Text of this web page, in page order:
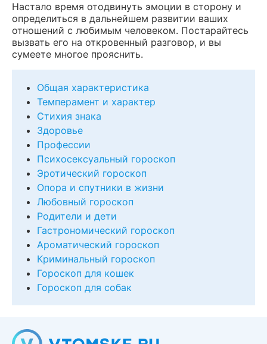
Настало время отодвинуть эмоции в сторону и
определиться в дальнейшем развитии ваших
отношений с любимым человеком. Постарайтесь
вызвать его на откровенный разговор, и вы
сумеете многое прояснить.
Общая характеристика
Темперамент и характер
Стихия знака
Здоровье
Профессии
Психосексуальный гороскоп
Эротический гороскоп
Опора и спутники в жизни
Любовный гороскоп
Родители и дети
Гастрономический гороскоп
Ароматический гороскоп
Криминальный гороскоп
Гороскоп для кошек
Гороскоп для собак